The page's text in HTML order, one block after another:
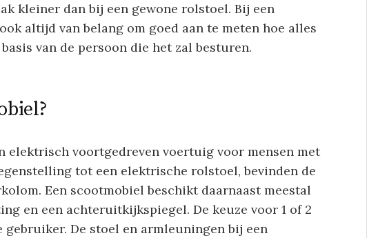
kleiner dan bij een gewone rolstoel. Bij een
altijd van belang om goed aan te meten hoe alles
van de persoon die het zal besturen.
elektrisch voortgedreven voertuig voor mensen met
tot een elektrische rolstoel, bevinden de
Een scootmobiel beschikt daarnaast meestal
en een achteruitkijkspiegel. De keuze voor 1 of 2
gebruiker. De stoel en armleuningen bij een